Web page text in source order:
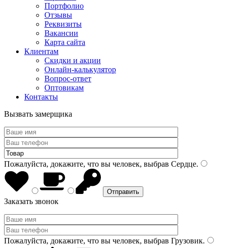
Портфолио
Отзывы
Реквизиты
Вакансии
Карта сайта
Клиентам
Скидки и акции
Онлайн-калькулятор
Вопрос-ответ
Оптовикам
Контакты
Вызвать замерщика
Пожалуйста, докажите, что вы человек, выбрав Сердце.
Заказать звонок
Пожалуйста, докажите, что вы человек, выбрав Грузовик.